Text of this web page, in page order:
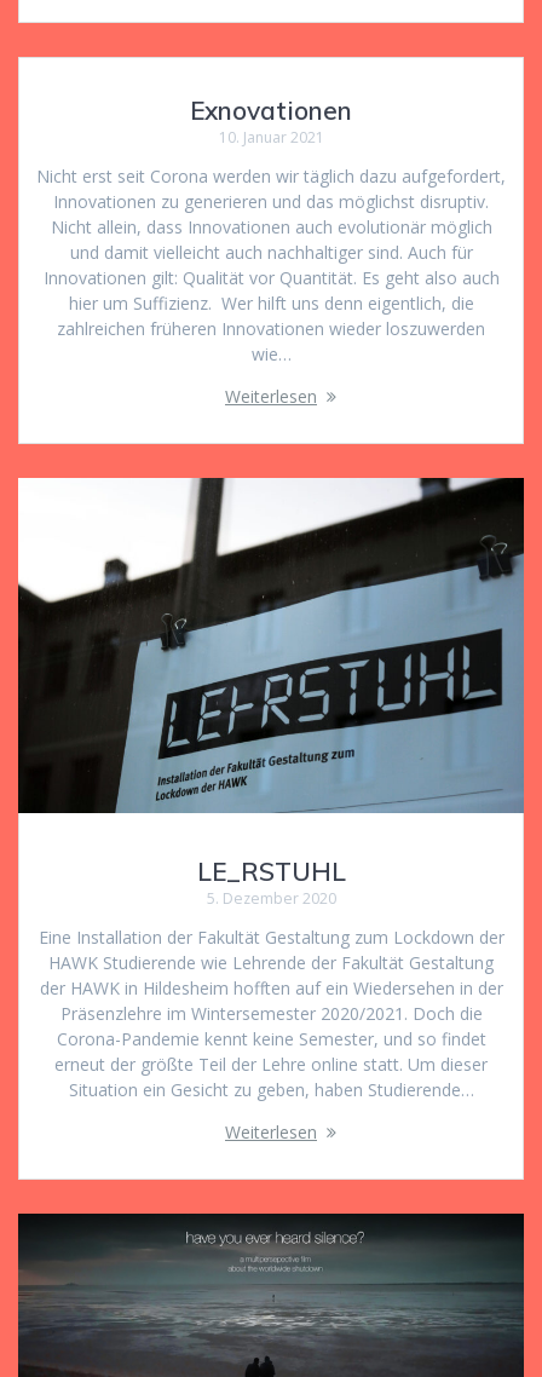
Exnovationen
10. Januar 2021
Nicht erst seit Corona werden wir täglich dazu aufgefordert,
Innovationen zu generieren und das möglichst disruptiv.
Nicht allein, dass Innovationen auch evolutionär möglich
und damit vielleicht auch nachhaltiger sind. Auch für
Innovationen gilt: Qualität vor Quantität. Es geht also auch
hier um Suffizienz. Wer hilft uns denn eigentlich, die
zahlreichen früheren Innovationen wieder loszuwerden
wie…
Weiterlesen
LE_RSTUHL
5. Dezember 2020
Eine Installation der Fakultät Gestaltung zum Lockdown der
HAWK Studierende wie Lehrende der Fakultät Gestaltung
der HAWK in Hildesheim hofften auf ein Wiedersehen in der
Präsenzlehre im Wintersemester 2020/2021. Doch die
Corona-Pandemie kennt keine Semester, und so findet
erneut der größte Teil der Lehre online statt. Um dieser
Situation ein Gesicht zu geben, haben Studierende…
Weiterlesen